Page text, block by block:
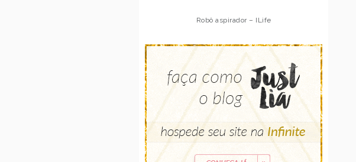
Robô aspirador – ILife